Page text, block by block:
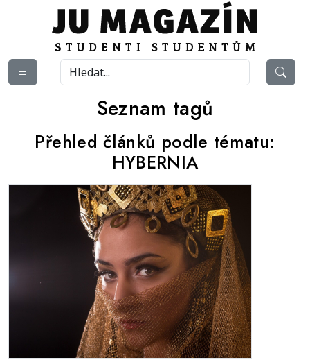
Seznam tagů
Přehled článků podle tématu:
HYBERNIA